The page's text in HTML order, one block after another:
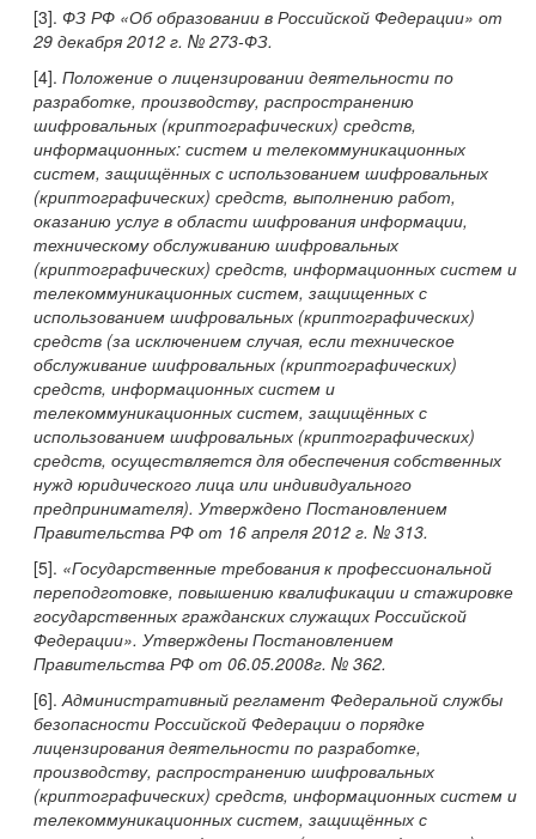
[3].ФЗ РФ «Об образовании в Российской Федерации» от
29 декабря 2012 г. № 273-ФЗ.
[4].Положение о лицензировании деятельности по
разработке, производству, распространению
шифровальных (криптографических) средств,
информационных: систем и телекоммуникационных
систем, защищённых с использованием шифровальных
(криптографических) средств, выполнению работ,
оказанию услуг в области шифрования информации,
техническому обслуживанию шифровальных
(криптографических) средств, информационных систем и
телекоммуникационных систем, защищенных с
использованием шифровальных (криптографических)
средств (за исключением случая, если техническое
обслуживание шифровальных (криптографических)
средств, информационных систем и
телекоммуникационных систем, защищённых с
использованием шифровальных (криптографических)
средств, осуществляется для обеспечения собственных
нужд юридического лица или индивидуального
предпринимателя). Утверждено Постановлением
Правительства РФ от 16 апреля 2012 г. № 313.
[5]. «Государственные требования к профессиональной
переподготовке, повышению квалификации и стажировке
государственных гражданских служащих Российской
Федерации». Утверждены Постановлением
Правительства РФ от 06.05.2008г. № 362.
[6]. Административный регламент Федеральной службы
безопасности Российской Федерации о порядке
лицензирования деятельности по разработке,
производству, распространению шифровальных
(криптографических) средств, информационных систем и
телекоммуникационных систем, защищённых с